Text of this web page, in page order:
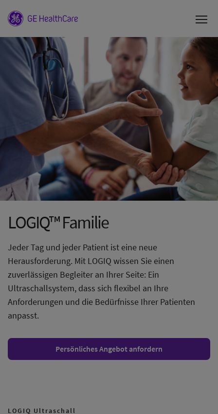
LOGIQ™ Familie
Jeder Tag und jeder Patient ist eine neue
Herausforderung. Mit LOGIQ wissen Sie einen
zuverlässigen Begleiter an Ihrer Seite: Ein
Ultraschallsystem, dass sich flexibel an Ihre
Anforderungen und die Bedürfnisse Ihrer Patienten
anpasst.
Persönliches Angebot anfordern
LOGIQ Ultraschall